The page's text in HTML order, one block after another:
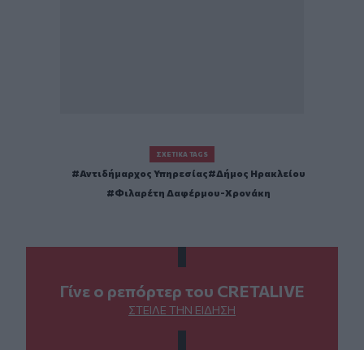
ΣΧΕΤΙΚΆ TAGS
Αντιδήμαρχος Υπηρεσίας
Δήμος Ηρακλείου
Φιλαρέτη Δαφέρμου-Χρονάκη
Γίνε ο ρεπόρτερ του CRETALIVE
ΣΤΕΊΛΕ ΤΗΝ ΕΊΔΗΣΗ